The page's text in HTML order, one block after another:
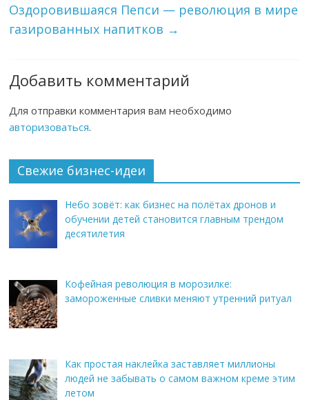
Оздоровившаяся Пепси — революция в мире
газированных напитков →
Добавить комментарий
Для отправки комментария вам необходимо
авторизоваться.
Свежие бизнес-идеи
Небо зовёт: как бизнес на полётах дронов и
обучении детей становится главным трендом
десятилетия
Кофейная революция в морозилке:
замороженные сливки меняют утренний ритуал
Как простая наклейка заставляет миллионы
людей не забывать о самом важном креме этим
летом